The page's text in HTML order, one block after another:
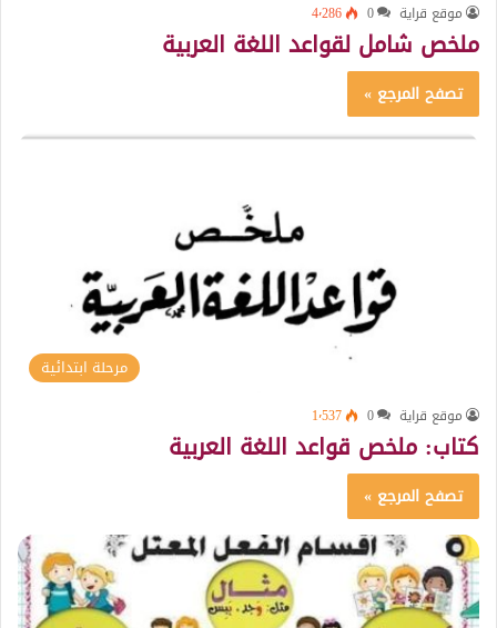
موقع قراية 0 4٬286
ملخص شامل لقواعد اللغة العربية
تصفح المرجع »
مرحلة ابتدائية
موقع قراية 0 1٬537
كتاب: ملخص قواعد اللغة العربية
تصفح المرجع »